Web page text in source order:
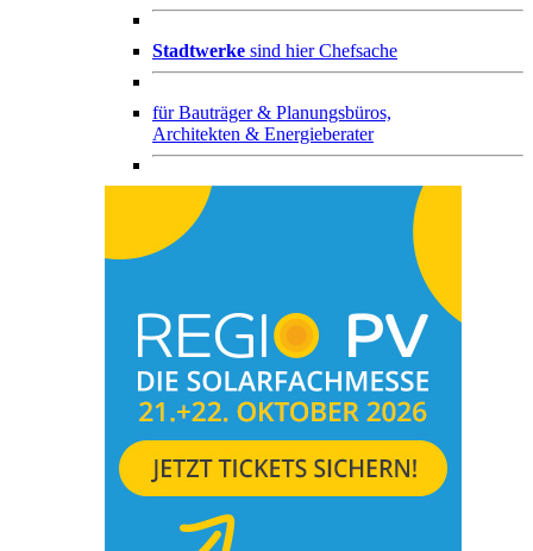
Stadtwerke sind hier Chefsache
fürBauträger & Planungsbüros,
Architekten & Energieberater